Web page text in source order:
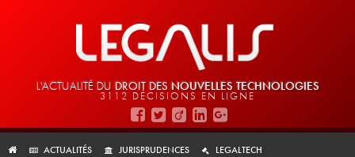
L'ACTUALITÉ DU DROIT DES NOUVELLES TECHNOLOGIES
3112 DÉCISIONS EN LIGNE
ACTUALITÉS JURISPRUDENCES
LEGALTECH